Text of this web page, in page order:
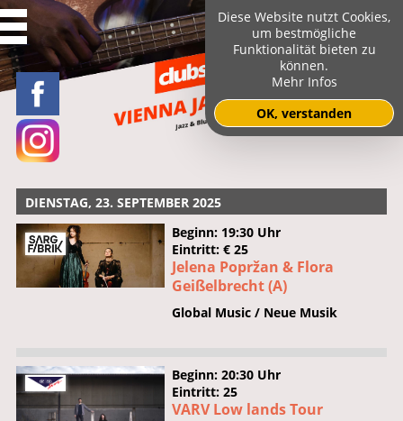
DIENSTAG, 23. SEPTEMBER 2025
Beginn: 19:30 Uhr
Eintritt: € 25
Jelena Popržan & Flora
Geißelbrecht (A)
Global Music / Neue Musik
Beginn: 20:30 Uhr
Eintritt: 25
VARV Low lands Tour
Diese Website nutzt Cookies,
um bestmögliche
Funktionalität bieten zu
können.
Mehr Infos
OK, verstanden